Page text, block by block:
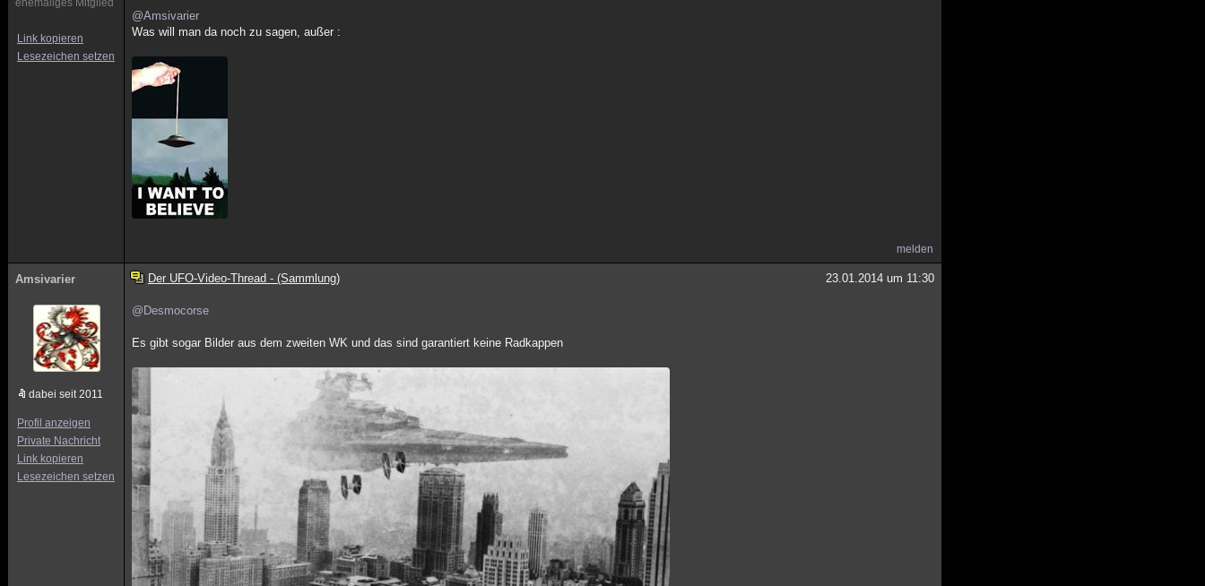
ehemaliges Mitglied
Link kopieren
Lesezeichen setzen
@Amsivarier
Was will man da noch zu sagen, außer :
melden
Amsivarier
dabei seit 2011
Profil anzeigen
Private Nachricht
Link kopieren
Lesezeichen setzen
Der UFO-Video-Thread - (Sammlung) 23.01.2014 um 11:30
@Desmocorse
Es gibt sogar Bilder aus dem zweiten WK und das sind garantiert keine Radkappen